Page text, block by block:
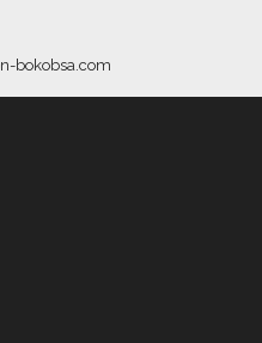
bokobsa.com